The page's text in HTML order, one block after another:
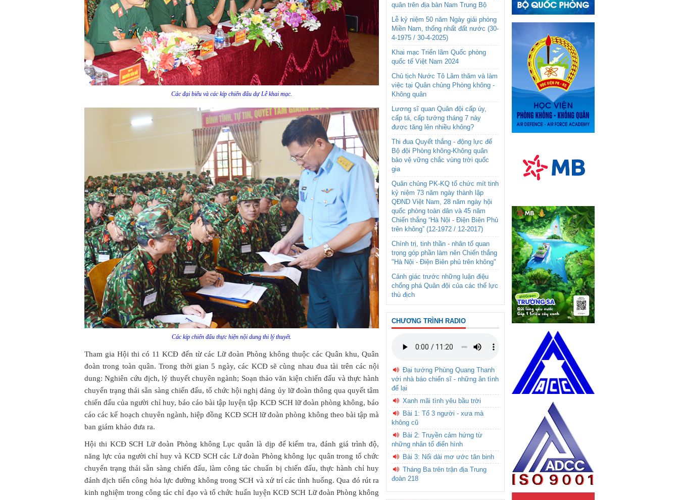
Các đại biểu và các kíp chiến đấu dự Lễ khai mạc.
Các kíp chiến đấu thực hiện nội dung thi lý thuyết.
Tham gia Hội thi có 11 KCĐ đến từ các Lữ đoàn Phòng không thuộc các Quân khu, Quân
đoàn trong toàn quân. Trong thời gian 5 ngày, các KCĐ sẽ cùng nhau đua tài trên các nội
dung: Nghiên cứu địch, lý thuyết chuyên ngành; Soạn thảo văn kiện chiến đấu và thực hành
chuyển trạng thái sẵn sàng chiến đấu, tổ chức hội nghị đảng ủy lữ đoàn thông qua quyết tâm
chiến đấu của người chỉ huy, báo cáo bài tập luyện tập KCĐ SCH lữ đoàn phòng không, báo
cáo các kế hoạch chuyên ngành, hiệp đồng KCĐ SCH lữ đoàn phòng không theo bài tập mà
ban giám khảo đưa ra.
Hội thi KCĐ SCH Lữ đoàn Phòng không Lục quân là dịp để kiểm tra, đánh giá trình độ,
năng lực của người chỉ huy và KCĐ SCH các Lữ đoàn Phòng không lục quân trong tổ chức
chuyển trạng thái sẵn sàng chiến đấu, làm công tác chuẩn bị chiến đấu, thực hành chỉ huy
đánh địch tiến công hỏa lực đường không trong SCH và xử trí các tình huống. Qua đó rút ra
kinh nghiệm trong công tác chỉ đạo và tổ chức huấn luyện KCĐ SCH Lữ đoàn Phòng không
quân trên địa bàn Nam Trung Bộ
Lễ kỷ niệm 50 năm Ngày giải phóng
Miền Nam, thống nhất đất nước (30-
4-1975 / 30-4-2025)
Khai mạc Triển lãm Quốc phòng
quốc tế Việt Nam 2024
Chủ tịch Nước Tô Lâm thăm và làm
việc tại Quân chủng Phòng không -
Không quân
Lương sĩ quan Quân đội cấp úy,
cấp tá, cấp tướng tháng 7 này
được tăng lên nhiều không?
Thi đua Quyết thắng - động lực để
Bộ đội Phòng không-Không quân
bảo vệ vững chắc vùng trời quốc
gia
Quân chủng PK-KQ tổ chức mít tinh
kỷ niệm 73 năm ngày thành lập
QĐND Việt Nam, 28 năm ngày hội
quốc phòng toàn dân và 45 năm
Chiến thắng “Hà Nội - Điện Biên Phủ
trên không” (12-1972 / 12-2017)
Chính trị, tinh thần - nhân tố quan
trọng góp phần làm nên Chiến thắng
"Hà Nội - Điện Biên phủ trên không"
Cảnh giác trước những luận điệu
chống phá Quân đội của các thế lực
thù địch
CHƯƠNG TRÌNH RADIO
Đại tướng Phùng Quang Thanh
với nhà báo chiến sĩ - những ân tình
để lại
Xanh mãi tình yêu bầu trời
Bài 1: Tổ 3 người - xưa mà
không cũ
Bài 2: Truyền cảm hứng từ
những nhân tố điển hình
Bài 3: Nối dài mơ ước tân binh
Tháng Ba trên trận địa Trung
đoàn 218